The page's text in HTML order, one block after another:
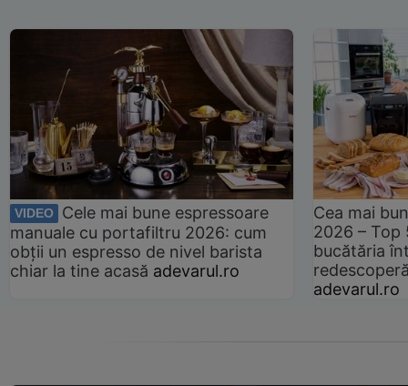
VIDEO
Cele mai bune espressoare
manuale cu portafiltru 2026: cum
obții un espresso de nivel barista
chiar la tine acasă adevarul.ro
Cea mai
2026 –
bucătăria
adevarul.ro